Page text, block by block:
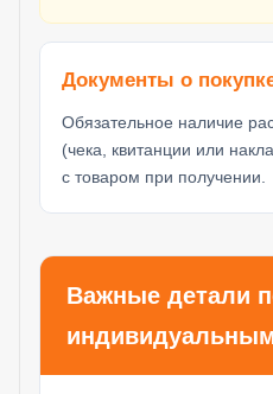
Документы о
Обязательное наличие
(чека, квитанции или
с товаром при получении.
Важные детали